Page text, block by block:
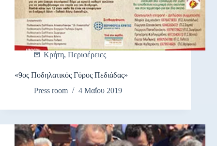
Κρήτη, Περιφέρειες
«9ος Ποδηλατικός Γύρος Πεδιάδας»
Press room
4 Μαΐου 2019